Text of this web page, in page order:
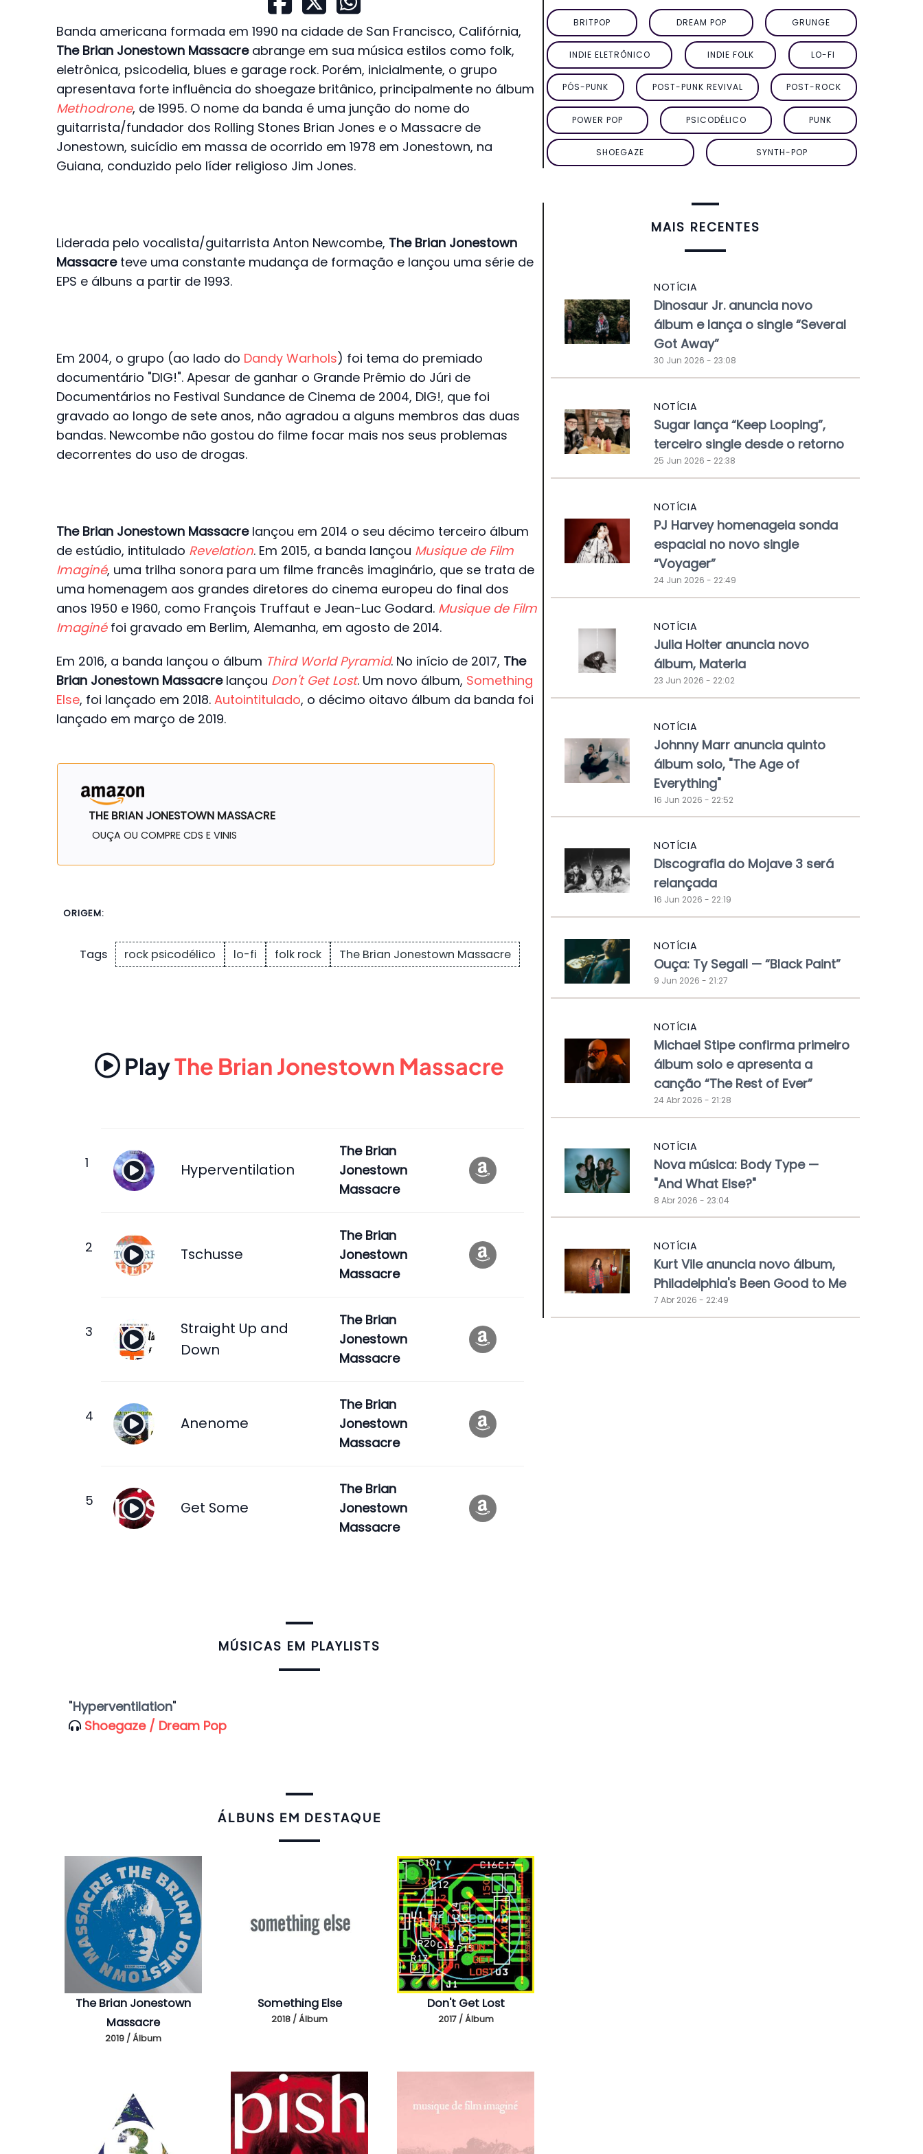
Banda americana formada em 1990 na cidade de San Francisco, Califórnia,
The Brian Jonestown Massacreabrange em sua música estilos como folk,
eletrônica, psicodelia, blues e garage rock. Porém, inicialmente, o grupo
apresentava forte influência do shoegaze britânico, principalmente no álbum
Methodrone, de 1995. O nome da banda é uma junção do nome do
guitarrista/fundador dos Rolling Stones Brian Jones e o Massacre de
Jonestown, suicídio em massa de ocorrido em 1978 em Jonestown, na
Guiana, conduzido pelo líder religioso Jim Jones.
Liderada pelo vocalista/guitarrista Anton Newcombe, The Brian Jonestown
Massacreteve uma constante mudança de formação e lançou uma série de
EPS e álbuns a partir de 1993.
Em 2004, o grupo (ao lado do Dandy Warhols) foi tema do premiado
documentário "DIG!". Apesar de ganhar o Grande Prêmio do Júri de
Documentários no Festival Sundance de Cinema de 2004, DIG!, que foi
gravado ao longo de sete anos, não agradou a alguns membros das duas
bandas. Newcombe não gostou do filme focar mais nos seus problemas
decorrentes do uso de drogas.
The Brian Jonestown Massacrelançou em 2014 o seu décimo terceiro álbum
de estúdio, intitulado Revelation. Em 2015, a banda lançou Musique de Film
Imaginé, uma trilha sonora para um filme francês imaginário, que se trata de
uma homenagem aos grandes diretores do cinema europeu do final dos
anos 1950 e 1960, como François Truffaut e Jean-Luc Godard. Musique de Film
Imaginéfoi gravado em Berlim, Alemanha, em agosto de 2014.
Em 2016, a banda lançou o álbum Third World Pyramid. No início de 2017, The
Brian Jonestown Massacre lançou Don't Get Lost. Um novo álbum, Something
Else, foi lançado em 2018. Autointitulado, o décimo oitavo álbum da banda foi
lançado em março de 2019.
THE BRIAN JONESTOWN MASSACRE
OUÇA OU COMPRE CDS E VINIS
ORIGEM:
Tags rock psicodélico lo-fi folk rock The Brian Jonestown Massacre
PlayThe Brian Jonestown Massacre
Hyperventilation
The Brian
Jonestown
Massacre
Tschusse
The Brian
Jonestown
Massacre
Straight Up and
Down
The Brian
Jonestown
Massacre
Anenome
The Brian
Jonestown
Massacre
Get Some
The Brian
Jonestown
Massacre
​MÚSICAS EM PLAYLISTS
"Hyperventilation"
Shoegaze / Dream Pop
ÁLBUNS EM DESTAQUE
The Brian Jonestown
Massacre
2019 / Álbum
Something Else
2018 / Álbum
Don't Get Lost
2017 / Álbum
BRITPOP DREAM POP GRUNGE
INDIE ELETRÔNICO INDIE FOLK LO-FI
PÓS-PUNK POST-PUNK REVIVAL POST-ROCK
POWER POP PSICODÉLICO PUNK
SHOEGAZE SYNTH-POP
MAIS RECENTES
NOTÍCIA
Dinosaur Jr. anuncia novo
álbum e lança o single “Several
Got Away”
30 Jun 2026 - 23:08
NOTÍCIA
Sugar lança “Keep Looping”,
terceiro single desde o retorno
25 Jun 2026 - 22:38
NOTÍCIA
PJ Harvey homenageia sonda
espacial no novo single
“Voyager”
24 Jun 2026 - 22:49
NOTÍCIA
Julia Holter anuncia novo
álbum, Materia
23 Jun 2026 - 22:02
NOTÍCIA
Johnny Marr anuncia quinto
álbum solo, "The Age of
Everything"
16 Jun 2026 - 22:52
NOTÍCIA
Discografia do Mojave 3 será
relançada
16 Jun 2026 - 22:19
NOTÍCIA
Ouça: Ty Segall — “Black Paint”
9 Jun 2026 - 21:27
NOTÍCIA
Michael Stipe confirma primeiro
álbum solo e apresenta a
canção “The Rest of Ever”
24 Abr 2026 - 21:28
NOTÍCIA
Nova música: Body Type —
"And What Else?"
8 Abr 2026 - 23:04
NOTÍCIA
Kurt Vile anuncia novo álbum,
Philadelphia's Been Good to Me
7 Abr 2026 - 22:49